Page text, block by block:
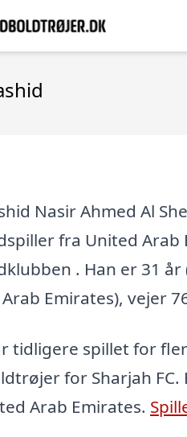
Nasir Ahmed Al
fra United Arab
. Han er 31
Emirates), vejer
tidligere spillet for
for Sharjah
Arab Emirates.